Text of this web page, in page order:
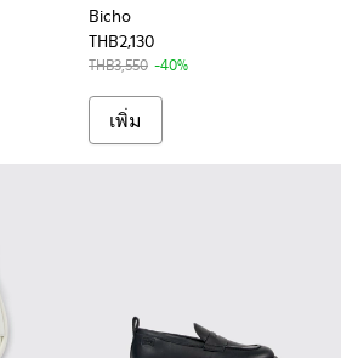
Bicho
THB2,130
THB3,550 -40%
เพิ่ม